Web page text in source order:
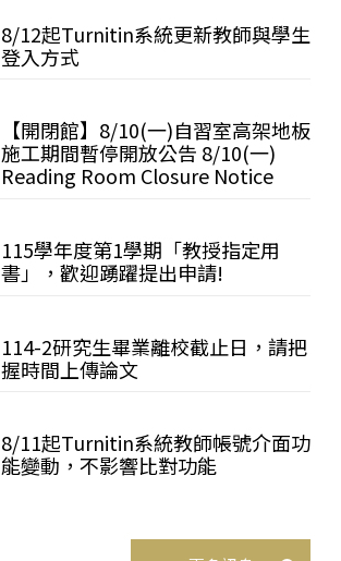
8/12起Turnitin系統更新教師與學生
登入方式
【開閉館】8/10(一)自習室高架地板
施工期間暫停開放公告 8/10(一)
Reading Room Closure Notice
115學年度第1學期「教授指定用
書」，歡迎踴躍提出申請!
114-2研究生畢業離校截止日，請把
握時間上傳論文
8/11起Turnitin系統教師帳號介面功
能變動，不影響比對功能